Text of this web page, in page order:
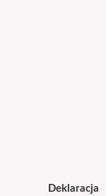
Deklaracja